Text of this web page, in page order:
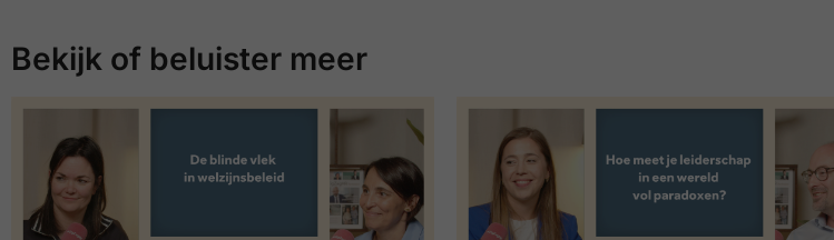
Bekijk of beluister meer